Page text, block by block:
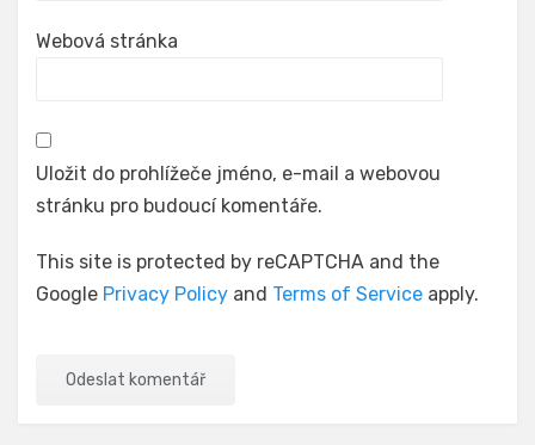
Webová stránka
Uložit do prohlížeče jméno, e-mail a webovou
stránku pro budoucí komentáře.
This site is protected by reCAPTCHA and the
Google Privacy Policy and Terms of Service apply.